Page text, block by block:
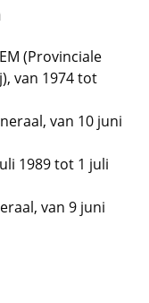
(Provinciale
van 1974 tot
van 10 juni
1989 tot 1 juli
van 9 juni